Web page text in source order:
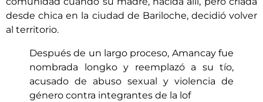
desde chica en la ciudad de Bariloche, decidió volver
al territorio.
Después de un largo proceso, Amancay fue
nombrada longko y reemplazó a su tío,
acusado de abuso sexual y violencia de
género contra integrantes de la lof